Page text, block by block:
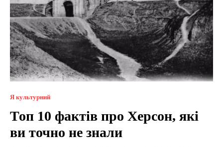
Я культурний
Топ 10 фактів про Херсон, які
ви точно не знали